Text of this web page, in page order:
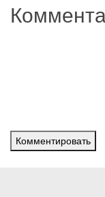
Комментировать